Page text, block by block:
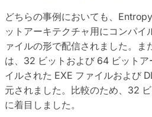
どちらの事例においても、
ットアーキテクチャ用にコンパイ
ァイルの形で配信されました。ま
は、32 ビットおよび 64 ビット
イルされた EXE ファイルおよび
元されました。比較のため、32
に着目しました。